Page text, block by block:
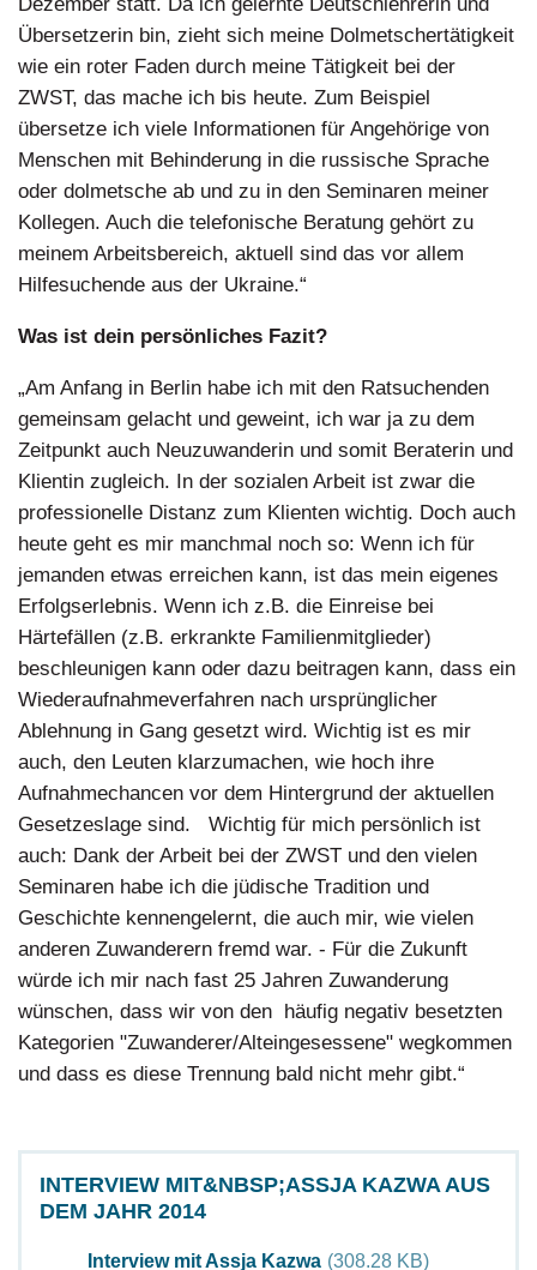
Übersetzerin bin, zieht sich meine Dolmetschertätigkeit
wie ein roter Faden durch meine Tätigkeit bei der
ZWST, das mache ich bis heute. Zum Beispiel
übersetze ich viele Informationen für Angehörige von
Menschen mit Behinderung in die russische Sprache
oder dolmetsche ab und zu in den Seminaren meiner
Kollegen. Auch die telefonische Beratung gehört zu
meinem Arbeitsbereich, aktuell sind das vor allem
Hilfesuchende aus der Ukraine.“
Was ist dein persönliches Fazit?
„Am Anfang in Berlin habe ich mit den Ratsuchenden
gemeinsam gelacht und geweint, ich war ja zu dem
Zeitpunkt auch Neuzuwanderin und somit Beraterin und
Klientin zugleich. In der sozialen Arbeit ist zwar die
professionelle Distanz zum Klienten wichtig. Doch auch
heute geht es mir manchmal noch so: Wenn ich für
jemanden etwas erreichen kann, ist das mein eigenes
Erfolgserlebnis. Wenn ich z.B. die Einreise bei
Härtefällen (z.B. erkrankte Familienmitglieder)
beschleunigen kann oder dazu beitragen kann, dass ein
Wiederaufnahmeverfahren nach ursprünglicher
Ablehnung in Gang gesetzt wird. Wichtig ist es mir
auch, den Leuten klarzumachen, wie hoch ihre
Aufnahmechancen vor dem Hintergrund der aktuellen
Gesetzeslage sind. Wichtig für mich persönlich ist
auch: Dank der Arbeit bei der ZWST und den vielen
Seminaren habe ich die jüdische Tradition und
Geschichte kennengelernt, die auch mir, wie vielen
anderen Zuwanderern fremd war. - Für die Zukunft
würde ich mir nach fast 25 Jahren Zuwanderung
wünschen, dass wir von den häufig negativ besetzten
Kategorien "Zuwanderer/Alteingesessene" wegkommen
und dass es diese Trennung bald nicht mehr gibt.“
INTERVIEW MIT&NBSP;ASSJA KAZWA AUS
DEM JAHR 2014
DocumentInterview mit Assja Kazwa (308.28 KB)